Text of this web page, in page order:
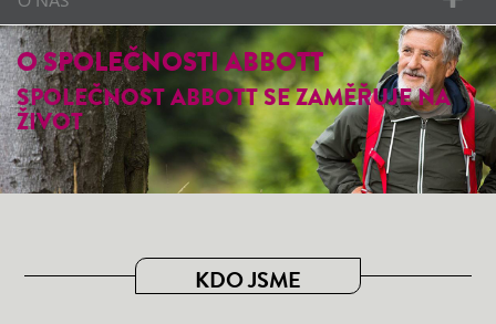
O SPOLEČNOSTI ABBOTT
SPOLEČNOST ABBOTT SE ZAMĚŘUJE NA
ŽIVOT
KDO JSME